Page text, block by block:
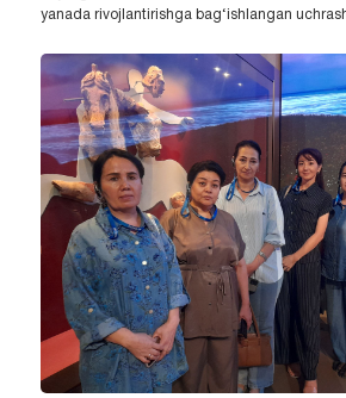
yanada rivojlantirishga bag‘ishlangan